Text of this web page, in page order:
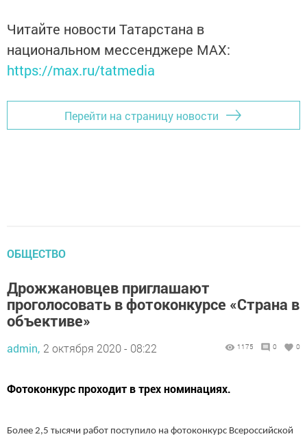
Читайте новости Татарстана в
национальном мессенджере MАХ:
https://max.ru/tatmedia
Перейти на страницу новости
ОБЩЕСТВО
Дрожжановцев приглашают
проголосовать в фотоконкурсе «Страна в
объективе»
admin, 2 октября 2020 - 08:22 1175 0 0
Фотоконкурс проходит в трех номинациях.
Более 2,5 тысячи работ поступило на фотоконкурс Всероссийской